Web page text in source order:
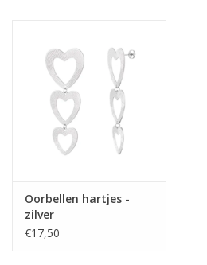
Oorbellen hartjes -
zilver
€17,50